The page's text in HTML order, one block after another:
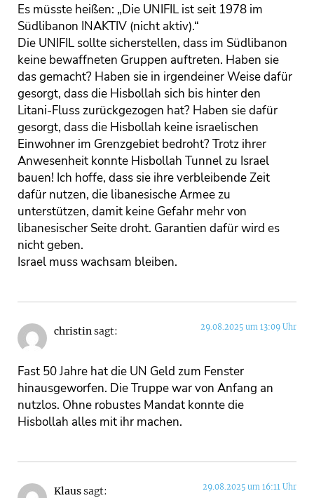
Es müsste heißen: „Die UNIFIL ist seit 1978 im
Südlibanon INAKTIV (nicht aktiv).“
Die UNIFIL sollte sicherstellen, dass im Südlibanon
keine bewaffneten Gruppen auftreten. Haben sie
das gemacht? Haben sie in irgendeiner Weise dafür
gesorgt, dass die Hisbollah sich bis hinter den
Litani-Fluss zurückgezogen hat? Haben sie dafür
gesorgt, dass die Hisbollah keine israelischen
Einwohner im Grenzgebiet bedroht? Trotz ihrer
Anwesenheit konnte Hisbollah Tunnel zu Israel
bauen! Ich hoffe, dass sie ihre verbleibende Zeit
dafür nutzen, die libanesische Armee zu
unterstützen, damit keine Gefahr mehr von
libanesischer Seite droht. Garantien dafür wird es
nicht geben.
Israel muss wachsam bleiben.
christinsagt: 29.08.2025 um 13:09 Uhr
Fast 50 Jahre hat die UN Geld zum Fenster
hinausgeworfen. Die Truppe war von Anfang an
nutzlos. Ohne robustes Mandat konnte die
Hisbollah alles mit ihr machen.
Klaussagt: 29.08.2025 um 16:11 Uhr